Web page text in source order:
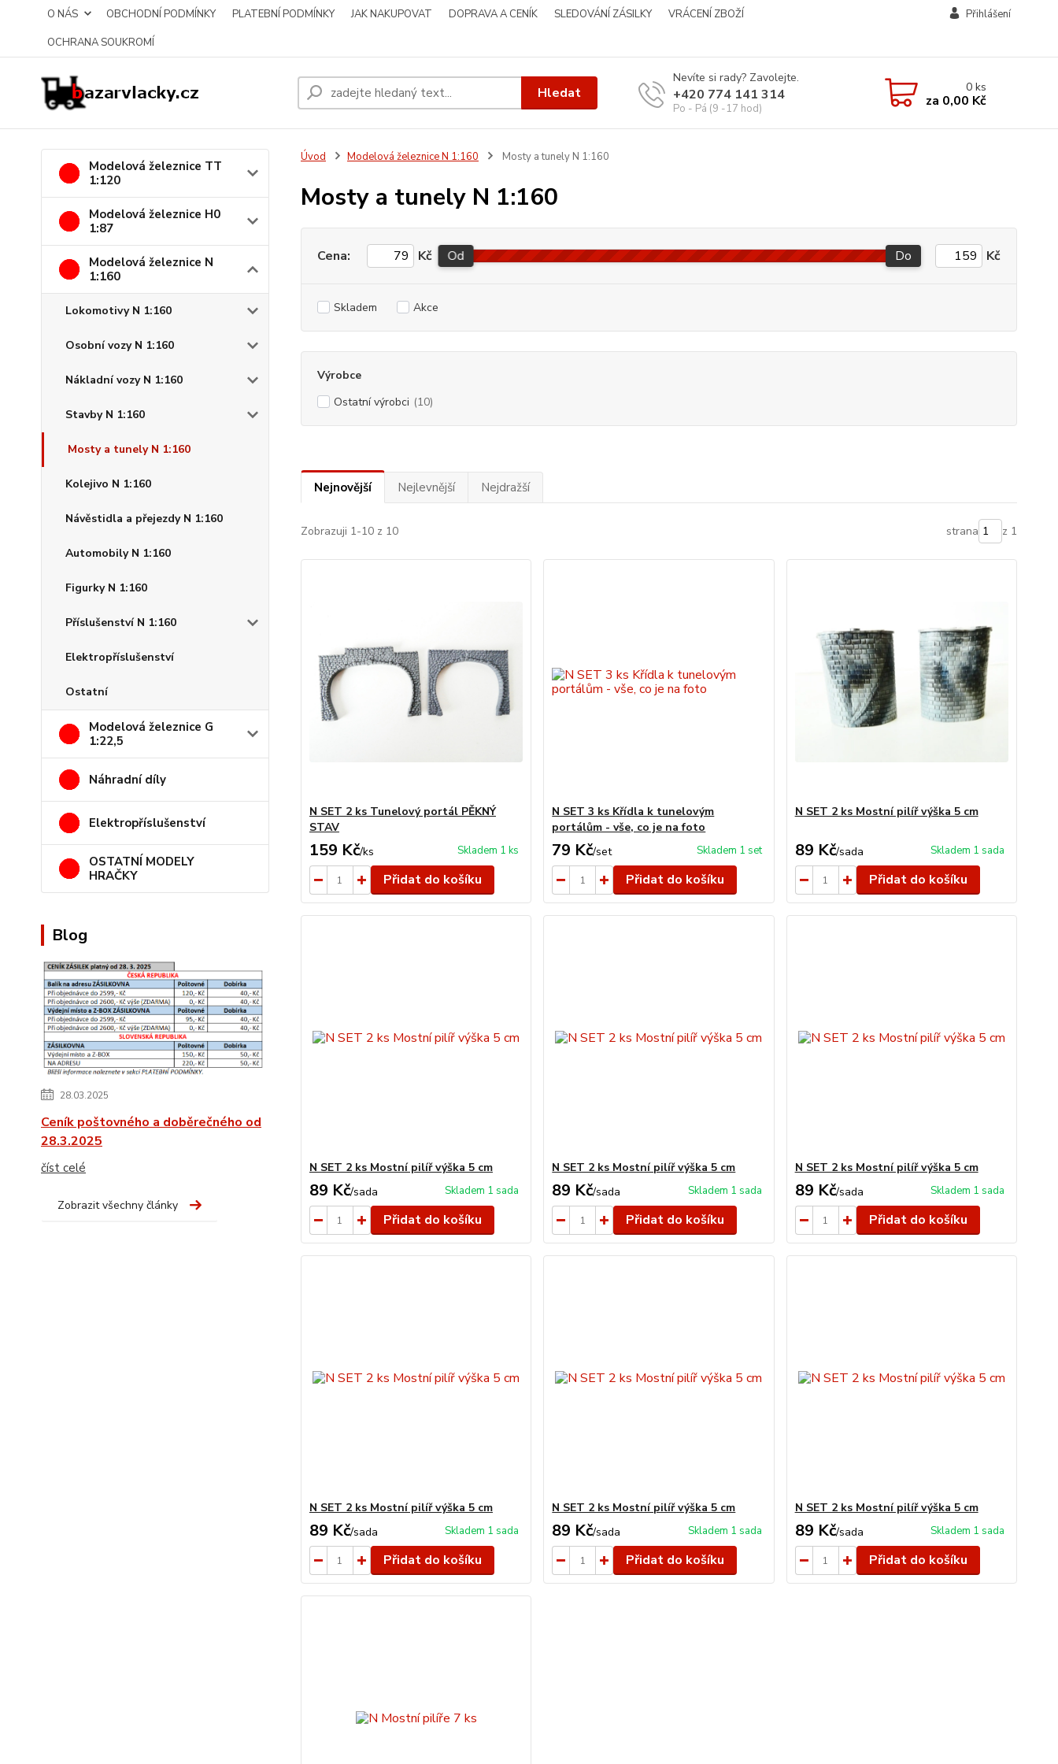
O NÁS OBCHODNÍ PODMÍNKY PLATEBNÍ PODMÍNKY JAK NAKUPOVAT DOPRAVA A CENÍK SLEDOVÁNÍ ZÁSILKY
VRÁCENÍ ZBOŽÍ
OCHRANA SOUKROMÍ
Přihlášení
Hledat
Nevíte si rady? Zavolejte.
+420 774 141 314
Po - Pá (9 -17 hod)
0ks
za 0,00 Kč
Modelová železnice TT
1:120
Modelová železnice H0
1:87
Modelová železnice N
1:160
Lokomotivy N 1:160
Osobní vozy N 1:160
Nákladní vozy N 1:160
Stavby N 1:160
Mosty a tunely N 1:160
Kolejivo N 1:160
Návěstidla a přejezdy N 1:160
Automobily N 1:160
Figurky N 1:160
Příslušenství N 1:160
Elektropříslušenství
Ostatní
Modelová železnice G
1:22,5
Náhradní díly
Elektropříslušenství
OSTATNÍ MODELY
HRAČKY
Blog
28.03.2025
Ceník poštovného a doběrečného od
28.3.2025
číst celé
Zobrazit všechny články
Úvod Modelová železnice N 1:160 Mosty a tunely N 1:160
Mosty a tunely N 1:160
Cena: Kč Od Do Kč
Skladem Akce
Výrobce
Ostatní výrobci (10)
Nejnovější Nejlevnější Nejdražší
Zobrazuji 1-10 z 10 strana z 1
N SET 2 ks Tunelový portál PĚKNÝ
STAV
159 Kč/ks Skladem 1 ks
Přidat do košíku
N SET 3 ks Křídla k tunelovým
portálům - vše, co je na foto
79 Kč/set Skladem 1 set
Přidat do košíku
N SET 2 ks Mostní pilíř výška 5 cm
89 Kč/sada Skladem 1 sada
Přidat do košíku
N SET 2 ks Mostní pilíř výška 5 cm
89 Kč/sada Skladem 1 sada
Přidat do košíku
N SET 2 ks Mostní pilíř výška 5 cm
89 Kč/sada Skladem 1 sada
Přidat do košíku
N SET 2 ks Mostní pilíř výška 5 cm
89 Kč/sada Skladem 1 sada
Přidat do košíku
N SET 2 ks Mostní pilíř výška 5 cm
89 Kč/sada Skladem 1 sada
Přidat do košíku
N SET 2 ks Mostní pilíř výška 5 cm
89 Kč/sada Skladem 1 sada
Přidat do košíku
N SET 2 ks Mostní pilíř výška 5 cm
89 Kč/sada Skladem 1 sada
Přidat do košíku